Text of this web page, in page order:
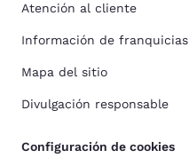
Atención al cliente
Información de franquicias
Mapa del sitio
Divulgación responsable
Configuración de cookies